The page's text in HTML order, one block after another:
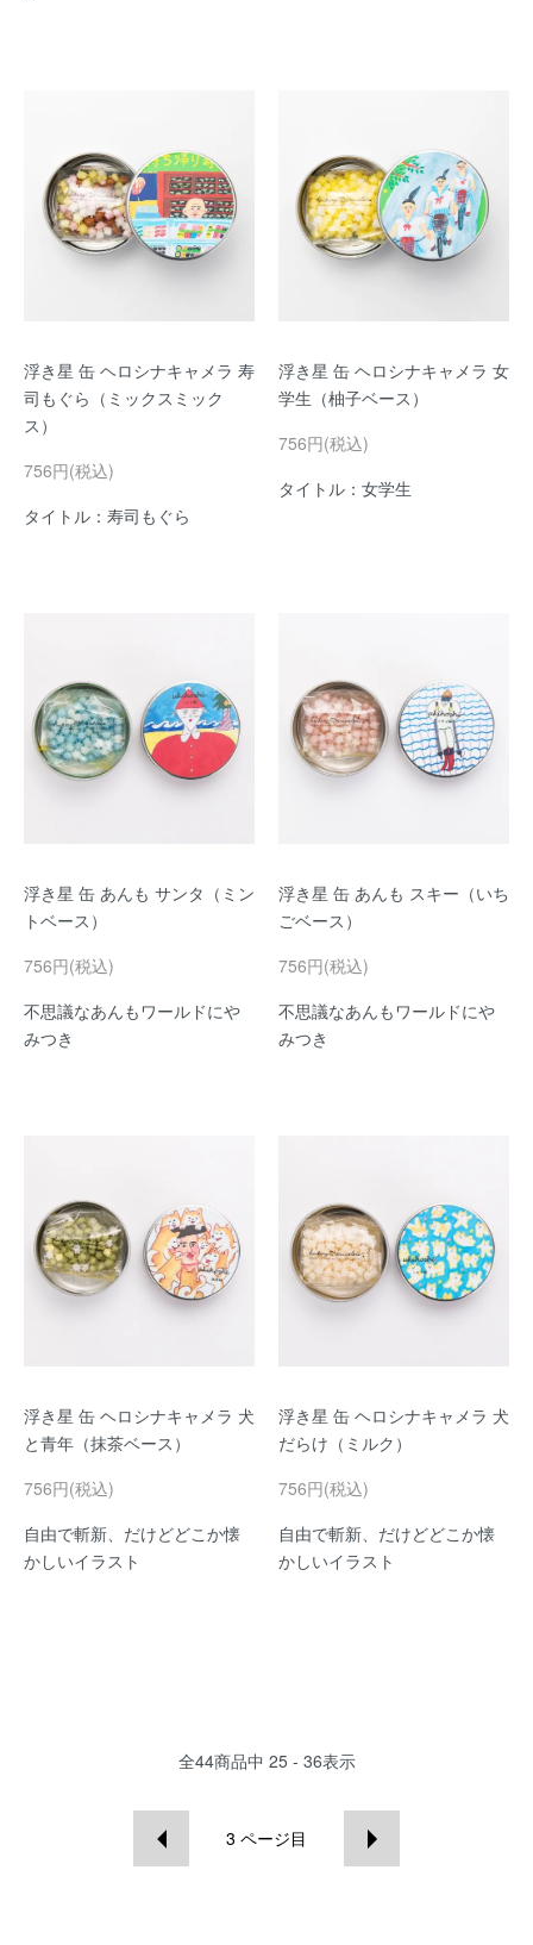
浮き星 缶 ヘロシナキャメラ 寿
司もぐら（ミックスミック
ス）
756円(税込)
タイトル：寿司もぐら
浮き星 缶 ヘロシナキャメラ 女
学生（柚子ベース）
756円(税込)
タイトル：女学生
浮き星 缶 あんも サンタ（ミン
トベース）
756円(税込)
不思議なあんもワールドにや
みつき
浮き星 缶 あんも スキー（いち
ごベース）
756円(税込)
不思議なあんもワールドにや
みつき
浮き星 缶 ヘロシナキャメラ 犬
と青年（抹茶ベース）
756円(税込)
自由で斬新、だけどどこか懐
かしいイラスト
浮き星 缶 ヘロシナキャメラ 犬
だらけ（ミルク）
756円(税込)
自由で斬新、だけどどこか懐
かしいイラスト
全44商品中 25 - 36表示
3 ページ目